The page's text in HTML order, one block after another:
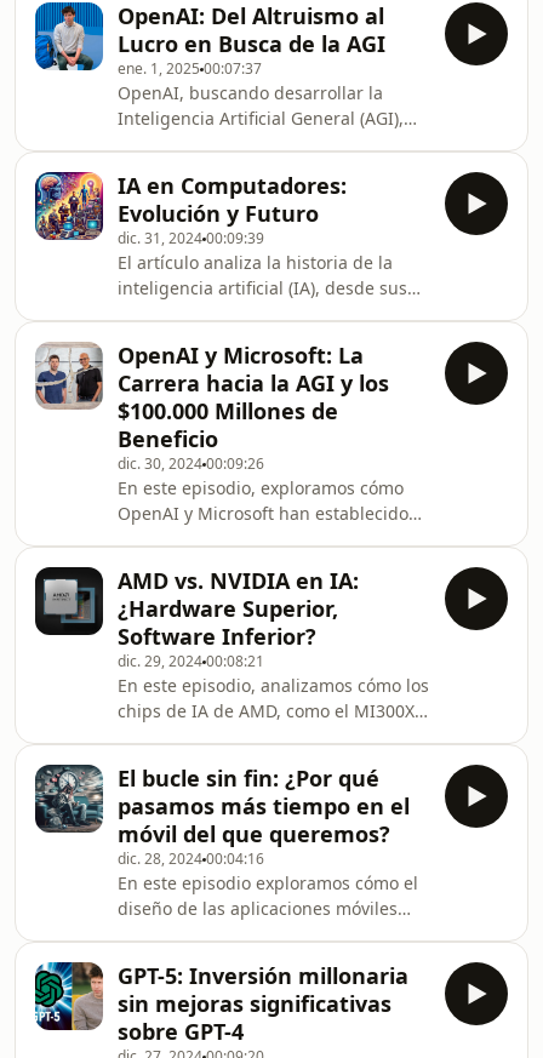
directamente con el Optimus de
Tesla. Este desarrollo, impulsado por
el Ministerio de Industria e
Información Tecnológica de
China, pretende posicionar a China
como líder en robótica. Los robots,
con capacidades avanzadas, están
diseñados para tareas industriales y
OpenAI: Del Altruismo al
Lucro en Busca de la AGI
ene. 1, 2025 00:07:37
OpenAI, buscando desarrollar la
Inteligencia Artificial General (AGI),
Corporación de Beneficio Público
(PBC) para atraer inversión, mientras
una organización sin fines de lucro se
enfocará en iniciativas benéficas. Este
cambio, aunque genera millones,
enfrenta oposición de un cofundador,
Elon Musk. El futuro de esta
reestructuració
IA en Computadores:
Evolución y Futuro
dic. 31, 202400:09:39
El artículo analiza la historia de la
inteligencia artificial (IA), desde sus
Se destacan hitos como el Test de
Turing y la Conferencia de Dartmouth.
El texto describe cómo la IA está
mejorando la eficiencia y la
interacción usuario-computador, con
ejemplos como la próxima versión de
Windows con NPU. Finalmente, se
mencion
OpenAI y Microsoft: La
Carrera hacia la AGI y los
$100.000 Millones de
Beneficio
dic. 30, 202400:09:26
En este episodio, exploramos cómo
OpenAI y Microsoft han establecido
General (AGI): alcanzar los $100.000
millones en beneficios anuales.
Analizamos las implicaciones de este
criterio, los desafíos tecnológicos y
económicos que conlleva, y cómo esta
meta podría redefinir el futuro de la
inteligencia artificial.
AMD vs. NVIDIA en IA:
¿Hardware Superior,
Software Inferior?
dic. 29, 202400:08:21
En este episodio, analizamos cómo los
chips de IA de AMD, como el MI300X,
significativos debido a problemas de
software que afectan su rendimiento
y adopción en la industria.
El bucle sin fin: ¿Por qué
pasamos más tiempo en el
móvil del que queremos?
dic. 28, 202400:04:16
En este episodio exploramos cómo el
diseño de las aplicaciones móviles
prolongan nuestro tiempo de uso y
ofreciendo consejos prácticos para
recuperar el control sobre nuestra
GPT-5: Inversión millonaria
sin mejoras significativas
sobre GPT-4